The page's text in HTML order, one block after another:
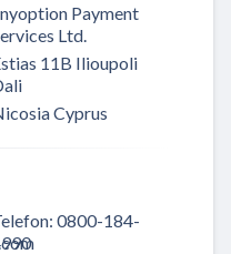
Payment
Ltd.
11B Ilioupoli
Cyprus
: 0800-184-